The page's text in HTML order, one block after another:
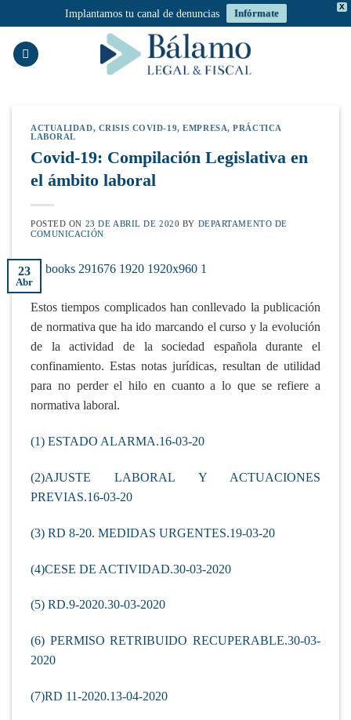
X
Implantamos tu canal de denuncias Infórmate
ACTUALIDAD, CRISIS COVID-19,EMPRESA,PRÁCTICA
LABORAL
Covid-19: Compilación Legislativa en
el ámbito laboral
POSTED ON 23 DE ABRIL DE 2020 BY DEPARTAMENTO DE
COMUNICACIÓN
23
Abr
Estos tiempos complicados han conllevado la publicación
de normativa que ha ido marcando el curso y la evolución
de la actividad de la sociedad española durante el
confinamiento. Estas notas jurídicas, resultan de utilidad
para no perder el hilo en cuanto a lo que se refiere a
normativa laboral.
(1) ESTADO ALARMA.16-03-20
(2)AJUSTE LABORAL Y ACTUACIONES
PREVIAS.16-03-20
(3) RD 8-20. MEDIDAS URGENTES.19-03-20
(4)CESE DE ACTIVIDAD.30-03-2020
(5) RD.9-2020.30-03-2020
(6) PERMISO RETRIBUIDO RECUPERABLE.30-03-
2020
(7)RD 11-2020.13-04-2020